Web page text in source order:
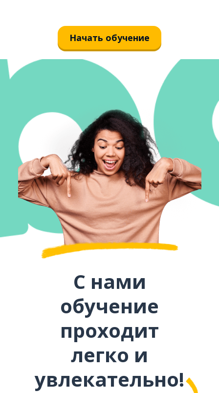
Начать обучение
С нами
обучение
проходит
легко и
увлекательно!